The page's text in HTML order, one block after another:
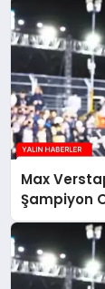
Max
Şampiyon